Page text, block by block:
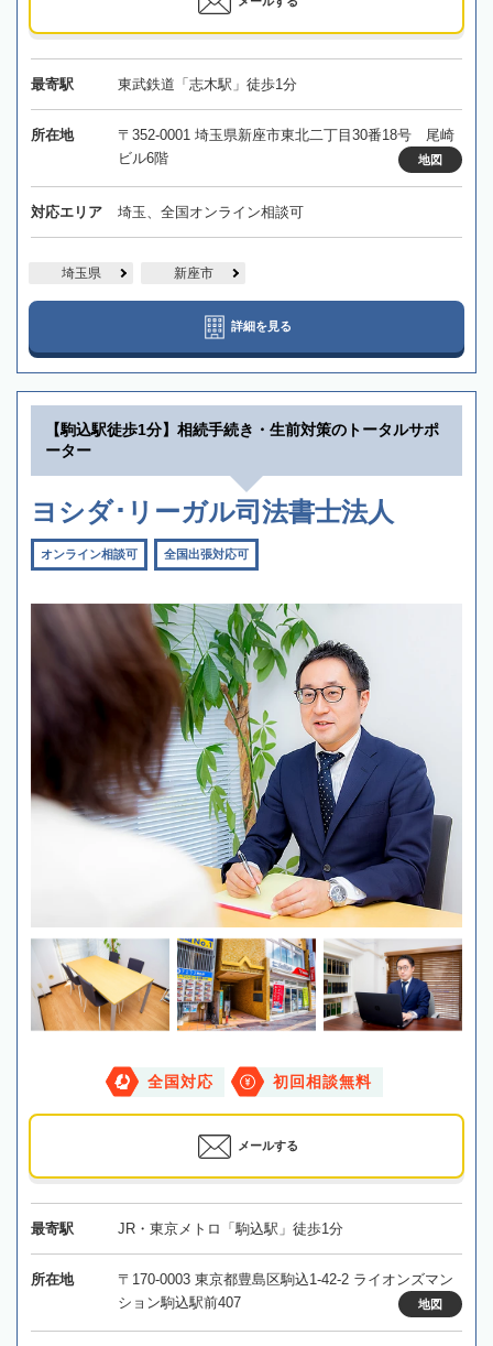
最寄駅 東武鉄道「志木駅」徒歩1分
所在地
〒352-0001 埼玉県新座市東北二丁目30番18号 尾崎
ビル6階
地図
対応エリア 埼玉、全国オンライン相談可
埼玉県 新座市
詳細を見る
【駒込駅徒歩1分】相続手続き・生前対策のトータルサポ
ーター
ヨシダ･リーガル司法書士法人
オンライン相談可 全国出張対応可
全国対応 初回相談無料
メールする
最寄駅 JR・東京メトロ「駒込駅」徒歩1分
所在地
〒170-0003 東京都豊島区駒込1-42-2 ライオンズマン
ション駒込駅前407
地図